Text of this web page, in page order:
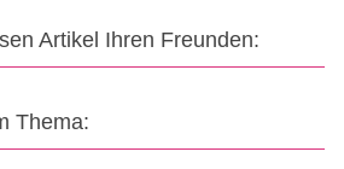
Artikel Ihren Freunden:
Thema: